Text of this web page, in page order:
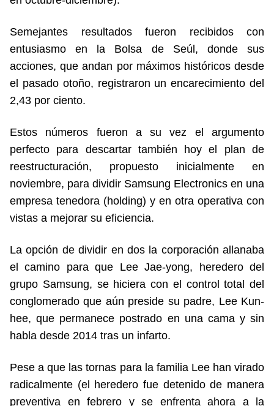
Semejantes resultados fueron recibidos con
entusiasmo en la Bolsa de Seúl, donde sus
acciones, que andan por máximos históricos desde
el pasado otoño, registraron un encarecimiento del
2,43 por ciento.
Estos números fueron a su vez el argumento
perfecto para descartar también hoy el plan de
reestructuración, propuesto inicialmente en
noviembre, para dividir Samsung Electronics en una
empresa tenedora (holding) y en otra operativa con
vistas a mejorar su eficiencia.
La opción de dividir en dos la corporación allanaba
el camino para que Lee Jae-yong, heredero del
grupo Samsung, se hiciera con el control total del
conglomerado que aún preside su padre, Lee Kun-
hee, que permanece postrado en una cama y sin
habla desde 2014 tras un infarto.
Pese a que las tornas para la familia Lee han virado
radicalmente (el heredero fue detenido de manera
preventiva en febrero y se enfrenta ahora a la